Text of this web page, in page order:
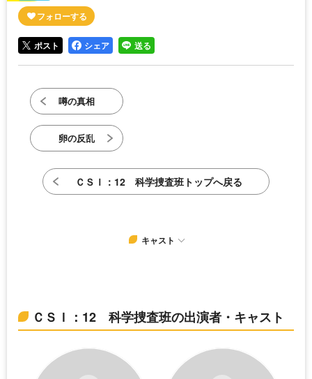
ポスト シェア 送る
噂の真相
卵の反乱
ＣＳＩ：12 科学捜査班トップへ戻る
キャスト
ＣＳＩ：12 科学捜査班の出演者・キャスト